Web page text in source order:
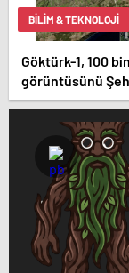
BILIM & TEKNOLOJI
Göktürk-1, 100
görüntüsünü
Abidesi’nden aldı